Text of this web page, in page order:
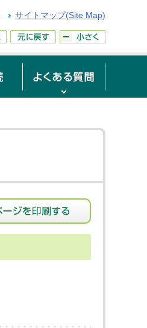
サイトマップ(Site Map)